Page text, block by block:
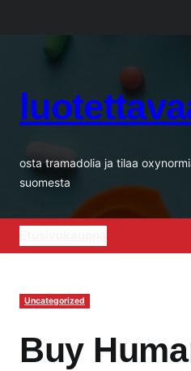
osta tramadolia ja tilaa
suomesta
Uncategorized
Buy